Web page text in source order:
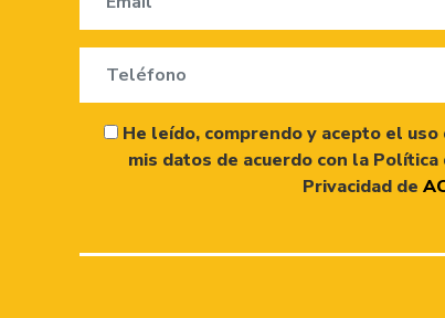
He leído, comprendo y acepto el uso
mis datos de acuerdo con la Política
Privacidad de